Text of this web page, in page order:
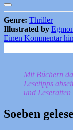
Genre: Thriller
Illustrated by
Einen Kommentar
nach:
Mit Büchern
Lesetipps
und
Soeben